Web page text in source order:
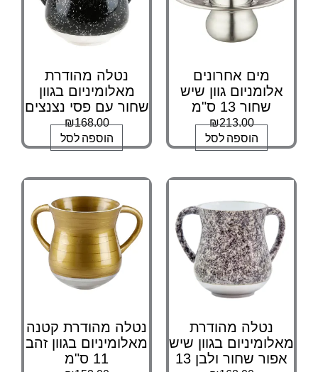
מים אחרונים
אלומניום גוון שיש
שחור 13 ס"מ
₪213.00
הוספה לסל
נטלה מהודרת
מאלומיניום בגוון
שחור עם פסי נצנצים
₪168.00
הוספה לסל
נטלה מהודרת
מאלומיניום בגוון שיש
אפור שחור ולבן 13
נטלה מהודרת קטנה
מאלומיניום בגוון זהב
11 ס"מ